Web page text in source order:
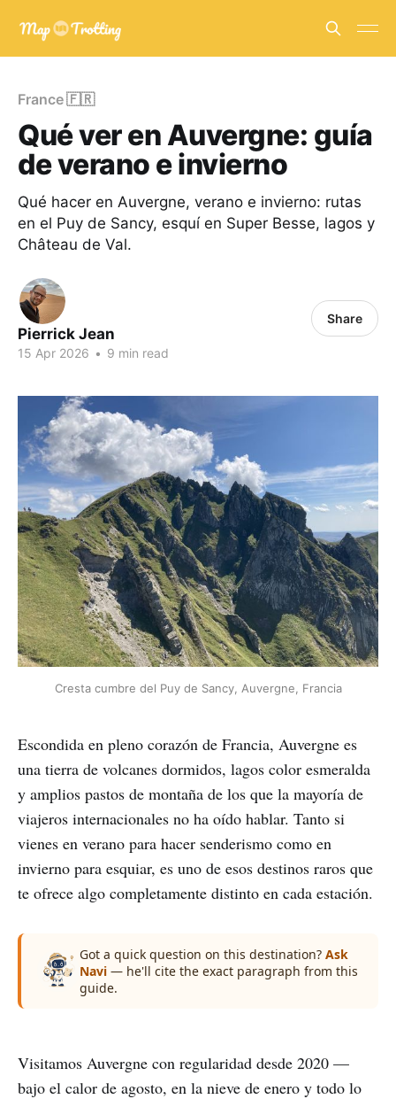
France 🇫🇷
Qué ver en Auvergne: guía
de verano e invierno
Qué hacer en Auvergne, verano e invierno: rutas
en el Puy de Sancy, esquí en Super Besse, lagos y
Château de Val.
Pierrick Jean
15 Apr 2026 • 9 min read
Share
Cresta cumbre del Puy de Sancy, Auvergne, Francia
Escondida en pleno corazón de Francia, Auvergne es
una tierra de volcanes dormidos, lagos color esmeralda
y amplios pastos de montaña de los que la mayoría de
viajeros internacionales no ha oído hablar. Tanto si
vienes en verano para hacer senderismo como en
invierno para esquiar, es uno de esos destinos raros que
te ofrece algo completamente distinto en cada estación.
Got a quick question on this destination? Ask
Navi — he'll cite the exact paragraph from this
guide.
Visitamos Auvergne con regularidad desde 2020 —
bajo el calor de agosto, en la nieve de enero y todo lo